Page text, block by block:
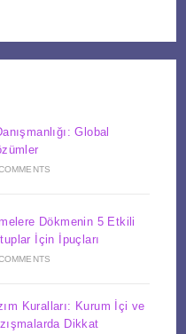
Global
Dökmenin 5 Etkili
İçin İpuçları
Kuralları: Kurum İçi ve
Dikkat